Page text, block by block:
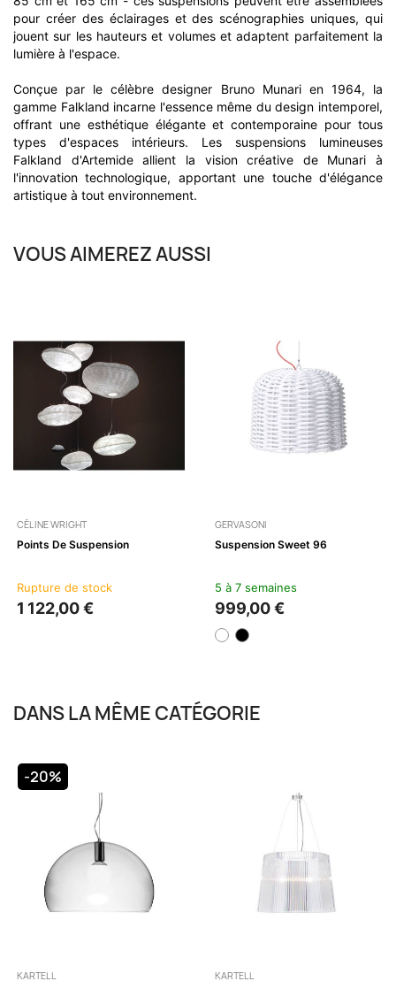
pour créer des éclairages et des scénographies uniques, qui
jouent sur les hauteurs et volumes et adaptent parfaitement la
lumière à l'espace.
Conçue par le célèbre designer Bruno Munari en 1964, la
gamme Falkland incarne l'essence même du design intemporel,
offrant une esthétique élégante et contemporaine pour tous
types d'espaces intérieurs. Les suspensions lumineuses
Falkland d'Artemide allient la vision créative de Munari à
l'innovation technologique, apportant une touche d'élégance
artistique à tout environnement.
VOUS AIMEREZ AUSSI
CÉLINE WRIGHT
Points De Suspension
Rupture de stock
1 122,00 €
GERVASONI
Suspension Sweet 96
5 à 7 semaines
999,00 €
DANS LA MÊME CATÉGORIE
KARTELL
-20%
KARTELL